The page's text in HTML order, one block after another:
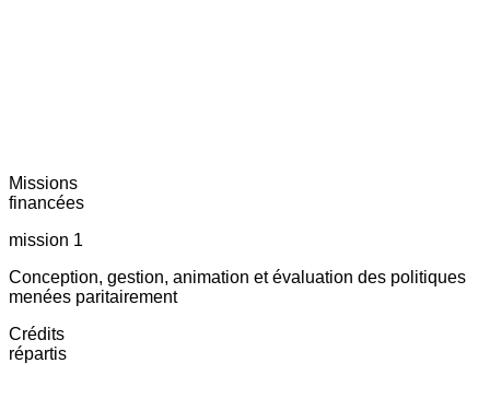
Missions
financées
mission 1
Conception, gestion, animation et évaluation des politiques
menées paritairement
Crédits
répartis